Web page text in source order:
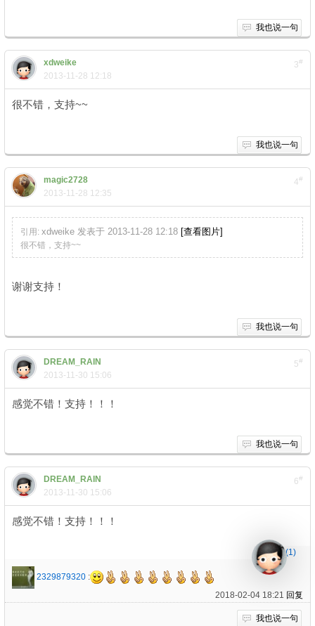
我也说一句
3#
xdweike
2013-11-28 12:18
很不错，支持~~
我也说一句
4#
magic2728
2013-11-28 12:35
引用: xdweike 发表于 2013-11-28 12:18 [查看图片]
很不错，支持~~
谢谢支持！
我也说一句
5#
DREAM_RAIN
2013-11-30 15:06
感觉不错！支持！！！
我也说一句
6#
DREAM_RAIN
2013-11-30 15:06
感觉不错！支持！！！
收起(1)
2329879320 :
2018-02-04 18:21 回复
我也说一句